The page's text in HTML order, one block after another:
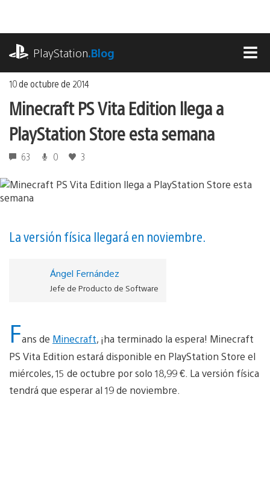
contenido
PlayStation.Blog
10 de octubre de 2014
Minecraft PS Vita Edition llega a
PlayStation Store esta semana
63 0 3
La versión física llegará en noviembre.
Ángel Fernández
Jefe de Producto de Software
Fans de Minecraft, ¡ha terminado la espera! Minecraft
PS Vita Edition estará disponible en PlayStation Store el
miércoles, 15 de octubre por solo 18,99 €. La versión física
tendrá que esperar al 19 de noviembre.